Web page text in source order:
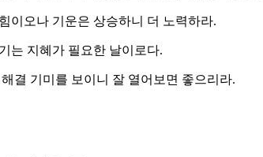
이오나 기운은 상승하니 더 노력하라.
는 지혜가 필요한 날이로다.
결 기미를 보이니 잘 열어보면 좋으리라.